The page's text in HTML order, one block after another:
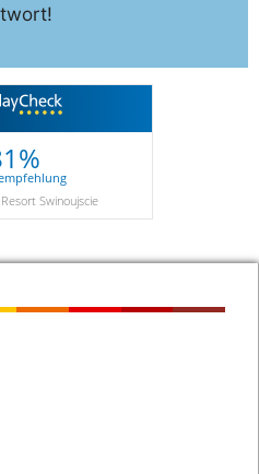
Swinoujscie